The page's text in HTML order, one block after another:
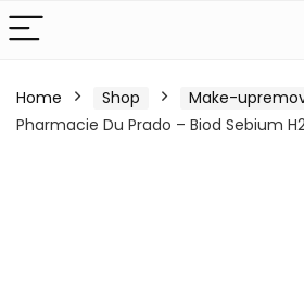
Home Shop Make-
Pharmacie Du Prado – Biod Sebium